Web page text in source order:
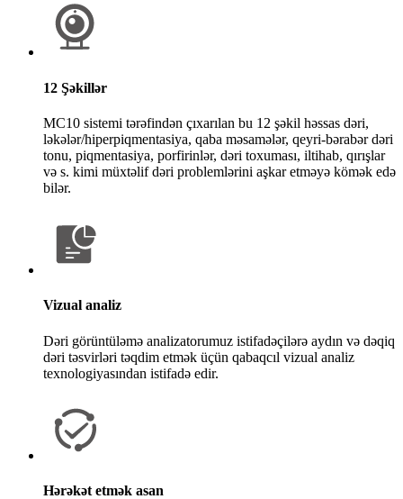
12 Şəkillər
MC10 sistemi tərəfindən çıxarılan bu 12 şəkil həssas dəri,
ləkələr/hiperpiqmentasiya, qaba məsamələr, qeyri-bərabər dəri
tonu, piqmentasiya, porfirinlər, dəri toxuması, iltihab, qırışlar
və s. kimi müxtəlif dəri problemlərini aşkar etməyə kömək edə
bilər.
Vizual analiz
Dəri görüntüləmə analizatorumuz istifadəçilərə aydın və dəqiq
dəri təsvirləri təqdim etmək üçün qabaqcıl vizual analiz
texnologiyasından istifadə edir.
Hərəkət etmək asan